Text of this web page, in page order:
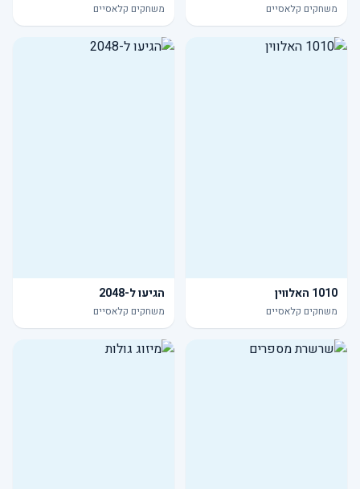
משחקים קלאסיים משחקים קלאסיים
1010 האלווין
משחקים קלאסיים
הגיעו ל-2048
משחקים קלאסיים